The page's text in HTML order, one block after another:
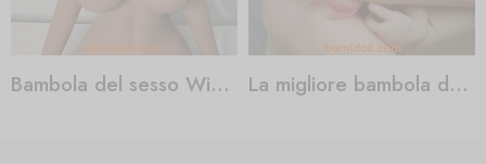
Bambola del sesso Widowmaker La migliore bambola del sesso da acquistare